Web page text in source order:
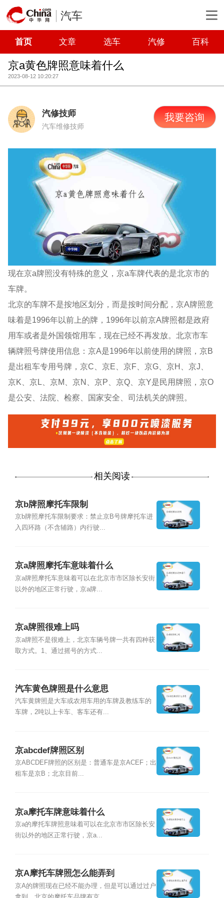
汽车
首页 文章 选车 汽修 百科
京a黄色牌照意味着什么
2023-08-12 10:20:27
汽修技师
汽车维修技师
我要咨询
现在京a牌照没有特殊的意义，京a车牌代表的是北京市的
车牌。
北京的车牌不是按地区划分，而是按时间分配，京A牌照意
味着是1996年以前上的牌，1996年以前京A牌照都是政府
用车或者是外国领馆用车，现在已经不再发放。北京市车
辆牌照号牌使用信息：京A是1996年以前使用的牌照，京B
是出租车专用号牌，京C、京E、京F、京G、京H、京J、
京K、京L、京M、京N、京P、京Q、京Y是民用牌照，京O
是公安、法院、检察、国家安全、司法机关的牌照。
相关阅读
京b牌照摩托车限制
京b牌照摩托车限制要求：禁止京B号牌摩托车进
入四环路（不含辅路）内行驶...
京a牌照摩托车意味着什么
京a牌照摩托车意味着可以在北京市市区除长安街
以外的地区正常行驶，京a牌...
京a牌照很难上吗
京a牌照不是很难上，北京车辆号牌一共有四种获
取方式。1、通过摇号的方式...
汽车黄色牌照是什么意思
汽车黄牌照是大车或农用车用的车牌及教练车的
车牌，2吨以上卡车、客车还有...
京abcdef牌照区别
京ABCDEF牌照的区别是：普通车是京ACEF；出
租车是京B；北京目前...
京a摩托车牌意味着什么
京a的摩托车牌照意味着可以在北京市市区除长安
街以外的地区正常行驶，京a...
京A摩托车牌照怎么能弄到
京A的牌照现在已经不能办理，但是可以通过过户